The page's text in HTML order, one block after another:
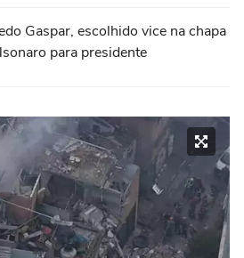
Gaspar, escolhido vice na chapa
para presidente